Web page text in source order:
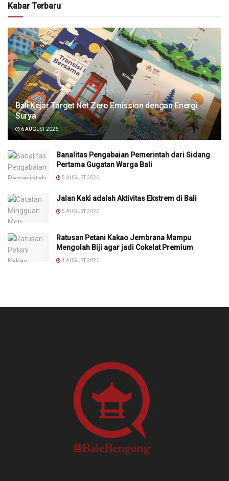
Kabar Terbaru
Bali Kejar Target Net Zero Emission dengan Energi
Surya
6 AUGUST 2026
Banalitas Pengabaian Pemerintah dari Sidang
Pertama Gugatan Warga Bali
5 AUGUST 2026
Jalan Kaki adalah Aktivitas Ekstrem di Bali
5 AUGUST 2026
Ratusan Petani Kakao Jembrana Mampu
Mengolah Biji agar jadi Cokelat Premium
4 AUGUST 2026